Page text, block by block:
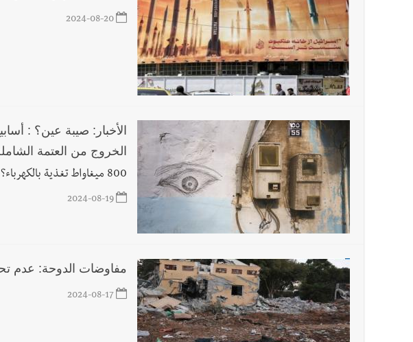
2024-08-20
الخروج من العتمة الشاملة أولا: 5 مراحل
800 ميغاواط تغذية بالكهرباء؟
2024-08-19
مفاوضات الدوحة: عدم
2024-08-17